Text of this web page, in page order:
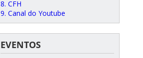
8. CFH
9. Canal do Youtube
EVENTOS